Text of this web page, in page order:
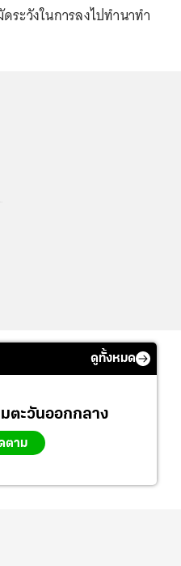
ระวังในการลงไปทำนาทำ
ดูทั้งหมด
ตะวันออกกลาง
ตาม